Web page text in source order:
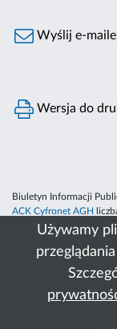
Używamy
Wyślij e-
Wersja do
Biuletyn Informacji
ACK Cyfronet AGH